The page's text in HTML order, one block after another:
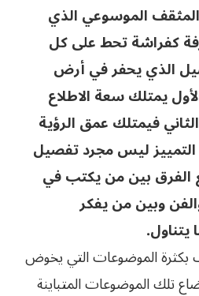
الموسوعي الذي
كفراشة تحط على كل
الذي يحفر في أرض
يمتلك سعة الاطلاع
فيمتلك عمق الرؤية
التمييز ليس مجرد تفصيل
الفرق بين من يكتب في
وبين من يفكر
بكثرة الموضوعات التي يخوض
تلك الموضوعات المتباينة